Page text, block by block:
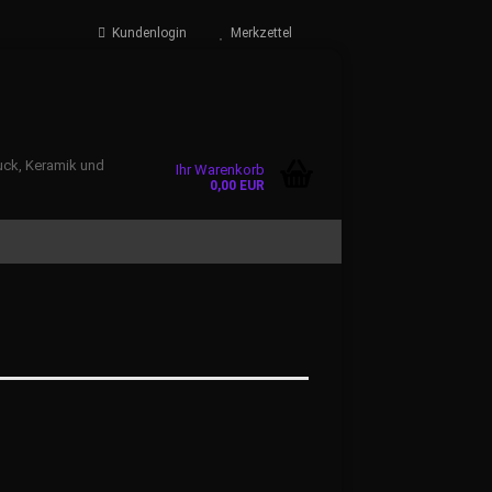
Kundenlogin Merkzettel
Keramik und Ihr Warenkorb
0,00 EUR